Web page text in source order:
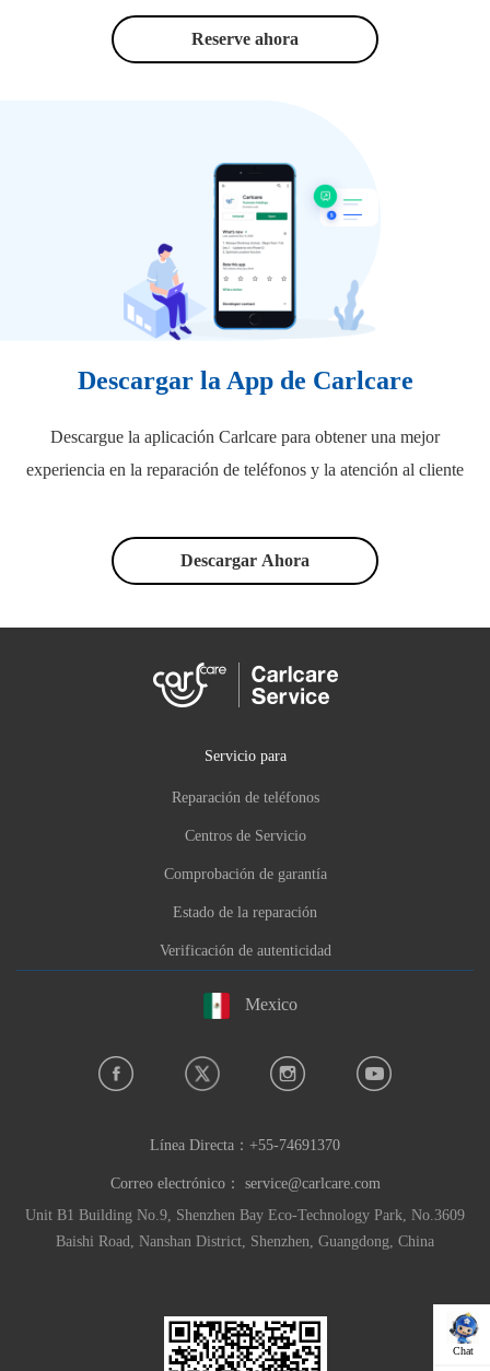
Reserve ahora
Descargar la App de Carlcare
Descargue la aplicación Carlcare para obtener una mejor
experiencia en la reparación de teléfonos y la atención al cliente
Descargar Ahora
Chat
Servicio para
Reparación de teléfonos
Centros de Servicio
Comprobación de garantía
Estado de la reparación
Verificación de autenticidad
Mexico
Línea Directa： +55-74691370
Correo electrónico： service@carlcare.com
Unit B1 Building No.9, Shenzhen Bay Eco-Technology Park, No.3609
Baishi Road, Nanshan District, Shenzhen, Guangdong, China